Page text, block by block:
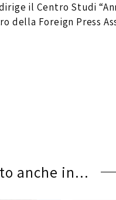
il Centro Studi
della Foreign Press
anche in...